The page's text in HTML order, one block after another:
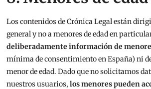
Los contenidos de Crónica Legal están
general y no a menores de edad en
deliberadamente información de
mínima de consentimiento en España) ni
menor de edad. Dado que no solicitamos
nuestros usuarios,los menores pueden